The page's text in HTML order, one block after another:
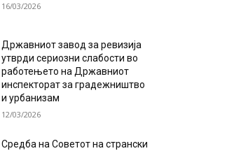
16/03/2026
Државниот завод за ревизија
утврди сериозни слабости во
работењето на Државниот
инспекторат за градежништво
и урбанизам
12/03/2026
Средба на Советот на странски